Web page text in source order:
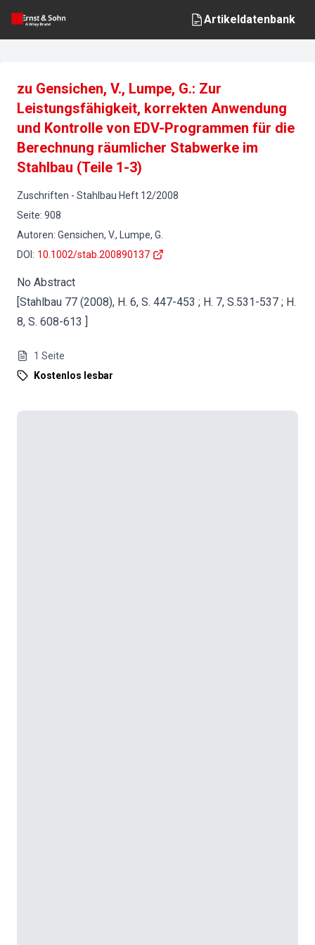
Artikeldatenbank
zu Gensichen, V., Lumpe, G.: Zur
Leistungsfähigkeit, korrekten Anwendung
und Kontrolle von EDV-Programmen für die
Berechnung räumlicher Stabwerke im
Stahlbau (Teile 1-3)
Zuschriften - Stahlbau Heft 12/2008
Seite: 908
Autoren: Gensichen, V., Lumpe, G.
DOI : 10.1002/stab.200890137
No Abstract
[Stahlbau 77 (2008), H. 6, S. 447-453 ; H. 7, S.531-537 ; H.
8, S. 608-613 ]
1 Seite
Kostenlos lesbar